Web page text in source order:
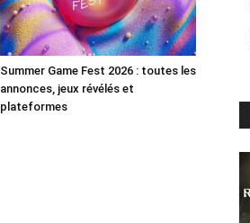
Summer Game Fest 2026 : toutes les
annonces, jeux révélés et
plateformes